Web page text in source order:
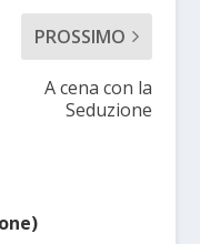
PROSSIMO
A cena con la
Seduzione